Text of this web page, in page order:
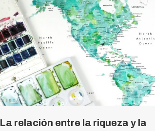
La relación entre la riqueza y la